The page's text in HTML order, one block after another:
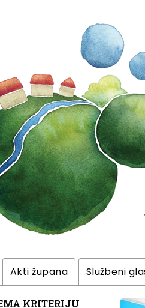
Akti župana Službeni
KRITERIJU